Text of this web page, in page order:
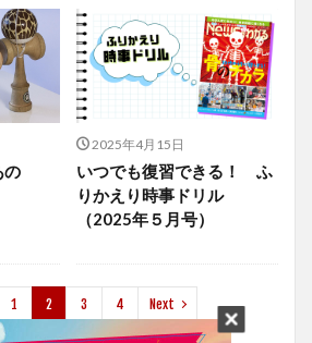
の
2025年4月15日
いつでも復習できる！ ふ
りかえり時事ドリル
（2025年５月号）
1 2 3 4 Next